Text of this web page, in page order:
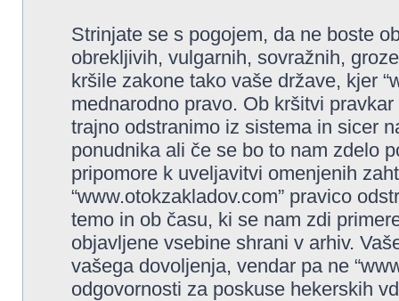
Strinjate se s pogojem, da ne boste
obrekljivih, vulgarnih, sovražnih,
kršile zakone tako vaše države, kjer
mednarodno pravo. Ob kršitvi
trajno odstranimo iz sistema in sicer
ponudnika ali če se bo to nam zdelo
pripomore k uveljavitvi omenjenih
“www.otokzakladov.com” pravico
temo in ob času, ki se nam zdi
objavljene vsebine shrani v arhiv.
vašega dovoljenja, vendar pa ne
odgovornosti za poskuse hekerskih